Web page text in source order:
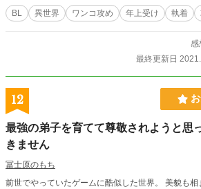
BL 異世界 ワンコ攻め 年上受け 執着
感
最終更新日
12
最強の弟子を育てて尊敬されようと思
きません
冨士原のもち
前世でやっていたゲームに酷似した世界。 美貌も